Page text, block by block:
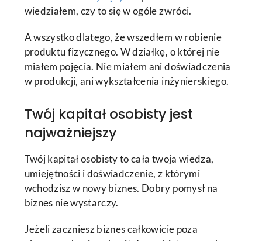
wiedziałem, czy to się w ogóle zwróci.
A wszystko dlatego, że wszedłem w robienie
produktu fizycznego. W działkę, o której nie
miałem pojęcia. Nie miałem ani doświadczenia
w produkcji, ani wykształcenia inżynierskiego.
Twój kapitał osobisty jest
najważniejszy
Twój kapitał osobisty to cała twoja wiedza,
umiejętności i doświadczenie, z którymi
wchodzisz w nowy biznes. Dobry pomysł na
biznes nie wystarczy.
Jeżeli zaczniesz biznes całkowicie poza